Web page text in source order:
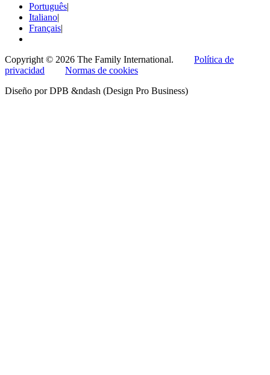
Português|
Italiano|
Français|
Copyright © 2026 The Family International.
Política de
privacidad
Normas de cookies
Diseño por DPB &ndash (Design Pro Business)